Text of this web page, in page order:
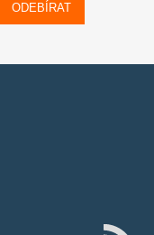
ODEBÍRAT